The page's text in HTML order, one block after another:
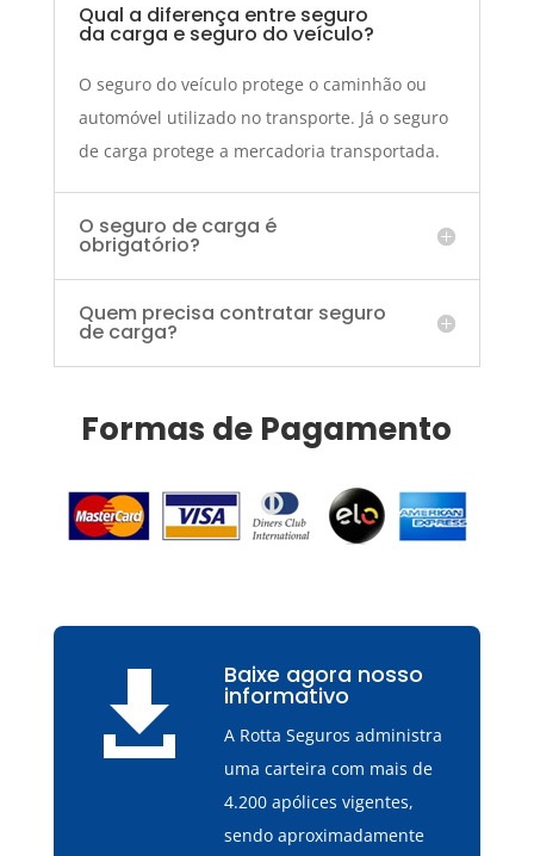
Qual a diferença entre seguro
da carga e seguro do veículo?
O seguro do veículo protege o caminhão ou
automóvel utilizado no transporte. Já o seguro
de carga protege a mercadoria transportada.
O seguro de carga é
obrigatório?
Quem precisa contratar seguro
de carga?
Formas de Pagamento
 Baixe agora nosso
informativo
A Rotta Seguros administra
uma carteira com mais de
4.200 apólices vigentes,
sendo aproximadamente